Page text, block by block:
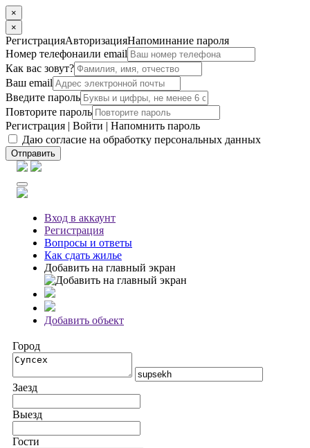
×
×
РегистрацияАвторизацияНапоминание пароля
Номер телефонаили email
Как вас зовут?
Ваш email
Введите пароль
Повторите пароль
Регистрация | Войти | Напомнить пароль
Даю согласие на обработку персональных данных
Отправить
Вход в аккаунт
Регистрация
Вопросы и ответы
Как сдать жилье
Добавить на главный экран
Добавить объект
Город
Заезд
Выезд
Гости